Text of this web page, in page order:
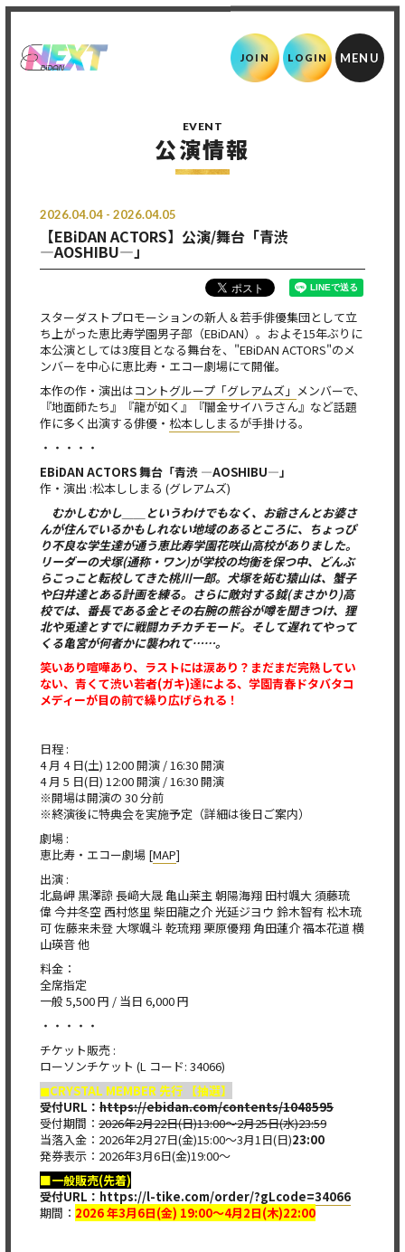
JOIN LOGIN
EVENT
公演情報
2026.04.04 - 2026.04.05
【EBiDAN ACTORS】公演/舞台「青渋
―AOSHIBU―」
スターダストプロモーションの新人＆若手俳優集団として立
ち上がった恵比寿学園男子部（EBiDAN）。およそ15年ぶりに
本公演としては3度目となる舞台を、"EBiDAN ACTORS"のメ
ンバーを中心に恵比寿・エコー劇場にて開催。
本作の作・演出はコントグループ「グレアムズ」 メンバーで、
『地面師たち』『龍が如く』『闇金サイハラさん』など話題
作に多く出演する俳優・ 松本ししまるが手掛ける。
・・・・・
EBiDAN ACTORS 舞台「青渋 ―AOSHIBU―」
作・演出 :松本ししまる (グレアムズ)
むかしむかし＿＿というわけでもなく、お爺さんとお婆さ
んが住んでいるかもしれない地域のあるところに、ちょっぴ
り不良な学生達が通う恵比寿学園花咲山高校がありました。
リーダーの犬塚(通称・ワン)が学校の均衡を保つ中、どんぶ
らこっこと転校してきた桃川一郎。犬塚を妬む猿山は、蟹子
や臼井達とある計画を練る。さらに敵対する鉞(まさかり)高
校では、番長である金とその右腕の熊谷が噂を聞きつけ、狸
北や兎達とすでに戦闘カチカチモード。そして遅れてやって
くる亀宮が何者かに襲われて……。
笑いあり喧嘩あり、ラストには涙あり？まだまだ完熟してい
ない、青くて渋い若者(ガキ)達による、学園青春ドタバタコ
メディーが目の前で繰り広げられる！
日程 :
4 月 4 日(土) 12:00 開演 / 16:30 開演
4 月 5 日(日) 12:00 開演 / 16:30 開演
※開場は開演の 30 分前
※終演後に特典会を実施予定（詳細は後日ご案内）
劇場 :
恵比寿・エコー劇場 [MAP]
出演 :
北島岬 黒澤諒 長﨑大晟 亀山莱主 朝陽海翔 田村颯大 須藤琉
偉 今井冬空 西村悠里 柴田龍之介 光延ジヨウ 鈴木智有 松木琉
可 佐藤来未登 大塚颯斗 乾琉翔 栗原優翔 角田蓮介 福本花道 横
山瑛音 他
料金：
全席指定
一般 5,500 円 / 当日 6,000 円
・・・・・
チケット販売 :
ローソンチケット (L コード: 34066)
◼︎CRYSTAL MEMBER 先行 【抽選】
受付URL： https://ebidan.com/contents/1048595
受付期間： 2026年2月22日(日)13:00～2月25日(水)23:59
当落入金：2026年2月27日(金)15:00～3月1日(日)23:00
発券表示：2026年3月6日(金)19:00～
■一般販売(先着)
受付URL： https://l-tike.com/order/?gLcode=34066​
期間： 2026 年3月6日(金) 19:00〜4月2日(木)22:00